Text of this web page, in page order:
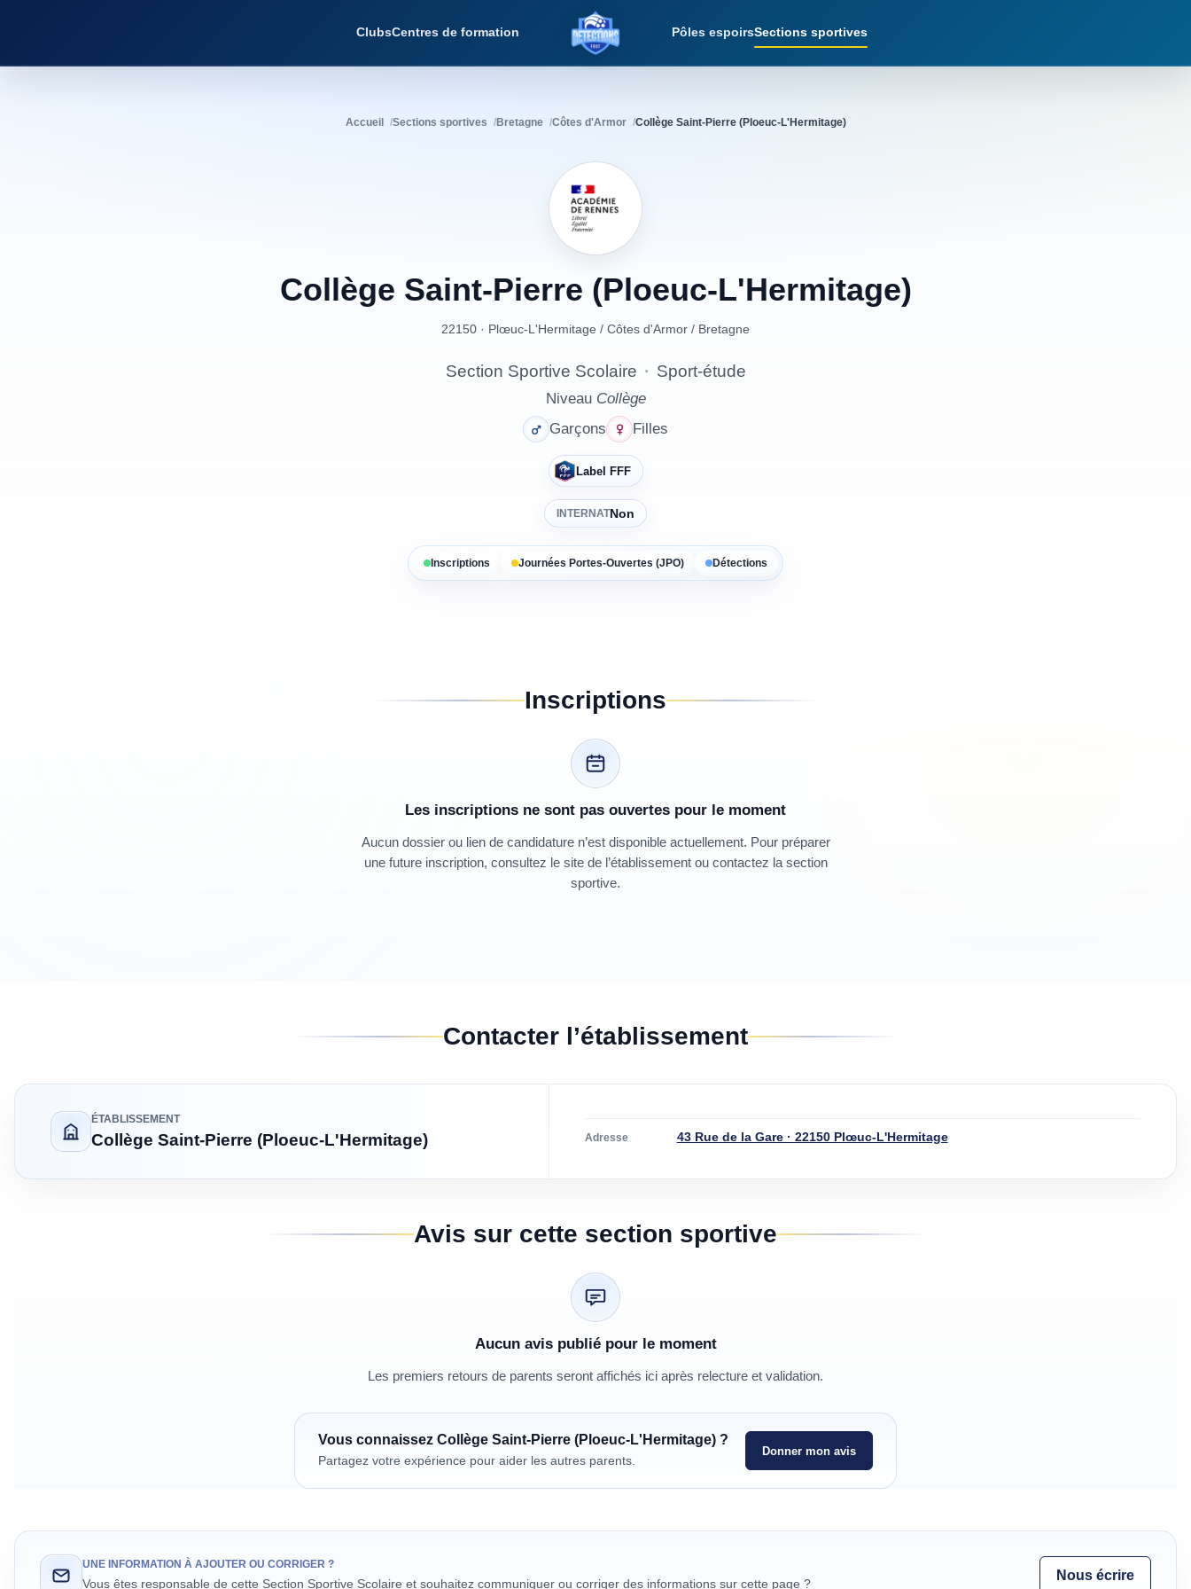
ClubsCentres de formation
Détections Foot
Pôles espoirsSections sportives
Accueil Sections sportives Bretagne Côtes d'Armor Collège Saint-Pierre (Ploeuc-L'Hermitage)
Collège Saint-Pierre (Ploeuc-L'Hermitage)
22150 · Plœuc-L'Hermitage / Côtes d'Armor / Bretagne
Section Sportive Scolaire · Sport-étude
Niveau Collège
Garçons
Filles
Label FFF
INTERNATNon
Inscriptions Journées Portes-Ouvertes (JPO) Détections
Inscriptions
Les inscriptions ne sont pas ouvertes pour le moment
Aucun dossier ou lien de candidature n’est disponible actuellement. Pour préparer
une future inscription, consultez le site de l’établissement ou contactez la section
sportive.
Contacter l’établissement
ÉTABLISSEMENT
Collège Saint-Pierre (Ploeuc-L'Hermitage) Adresse 43 Rue de la Gare · 22150 Plœuc-L'Hermitage
Avis sur cette section sportive
Aucun avis publié pour le moment
Les premiers retours de parents seront affichés ici après relecture et validation.
Vous connaissez Collège Saint-Pierre (Ploeuc-L'Hermitage) ?
Partagez votre expérience pour aider les autres parents.
Donner mon avis
UNE INFORMATION À AJOUTER OU CORRIGER ?
Vous êtes responsable de cette Section Sportive Scolaire et souhaitez communiquer ou corriger des informations sur cette page ?
Nous écrire